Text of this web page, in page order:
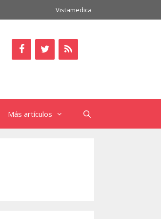
Vistamedica
Más artículos